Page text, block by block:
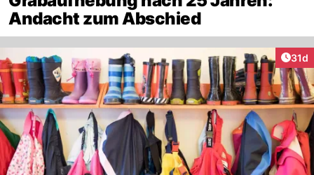
Andacht zum Abschied
31d